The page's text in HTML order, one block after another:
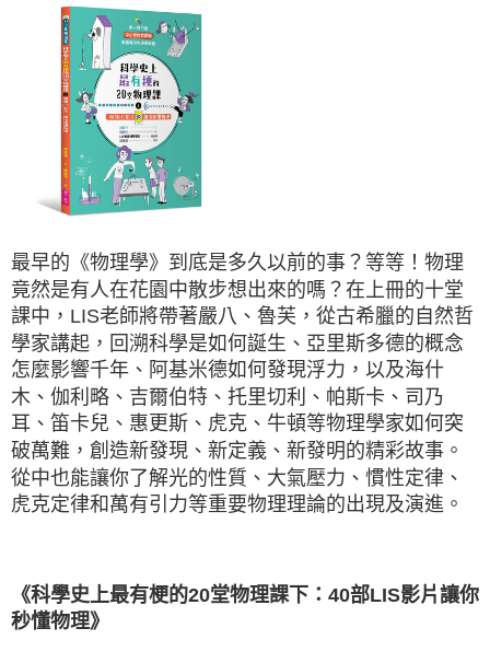
最早的《物理學》到底是多久以前的事？等等！物理
竟然是有人在花園中散步想出來的嗎？在上冊的十堂
課中，LIS老師將帶著嚴八、魯芙，從古希臘的自然哲
學家講起，回溯科學是如何誕生、亞里斯多德的概念
怎麼影響千年、阿基米德如何發現浮力，以及海什
木、伽利略、吉爾伯特、托里切利、帕斯卡、司乃
耳、笛卡兒、惠更斯、虎克、牛頓等物理學家如何突
破萬難，創造新發現、新定義、新發明的精彩故事。
從中也能讓你了解光的性質、大氣壓力、慣性定律、
虎克定律和萬有引力等重要物理理論的出現及演進。
《科學史上最有梗的20堂物理課下：40部LIS影片讓你
秒懂物理》